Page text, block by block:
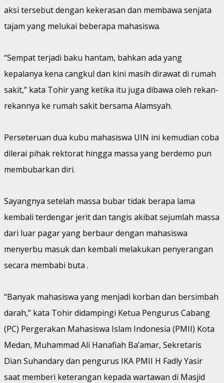
aksi tersebut dengan kekerasan dan membawa senjata
tajam yang melukai beberapa mahasiswa.
“Sempat terjadi baku hantam, bahkan ada yang
kepalanya kena cangkul dan kini masih dirawat di rumah
sakit,” kata Tohir yang ketika itu juga dibawa oleh rekan-
rekannya ke rumah sakit bersama Alamsyah.
Perseteruan dua kubu mahasiswa UIN ini kemudian coba
dilerai pihak rektorat hingga massa yang berdemo pun
membubarkan diri.
Sayangnya setelah massa bubar tidak berapa lama
kembali terdengar jerit dan tangis akibat sejumlah massa
dari luar pagar yang berbaur dengan mahasiswa
menyerbu masuk dan kembali melakukan penyerangan
secara membabi buta .
“Banyak mahasiswa yang menjadi korban dan bersimbah
darah,” kata Tohir didampingi Ketua Pengurus Cabang
(PC) Pergerakan Mahasiswa Islam Indonesia (PMII) Kota
Medan, Muhammad Ali Hanafiah Ba’amar, Sekretaris
Dian Suhandary dan pengurus IKA PMII H Fadly Yasir
saat memberi keterangan kepada wartawan di Masjid